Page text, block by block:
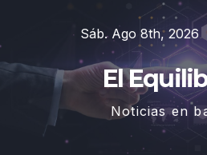
contenido
Sáb. Ago 8th, 2026
El
Noticias en